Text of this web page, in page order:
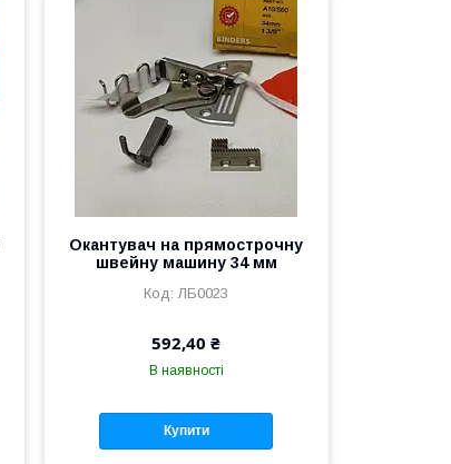
Окантувач на прямострочну
швейну машину 34 мм
ЛБ0023
592,40 ₴
В наявності
Купити